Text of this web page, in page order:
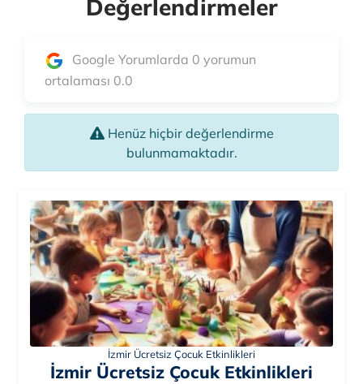
Değerlendirmeler
Google Yorumlarda 0 yorumun
ortalaması 0.0
Henüz hiçbir değerlendirme
bulunmamaktadır.
İzmir Ücretsiz Çocuk Etkinlikleri
İzmir Ücretsiz Çocuk Etkinlikleri